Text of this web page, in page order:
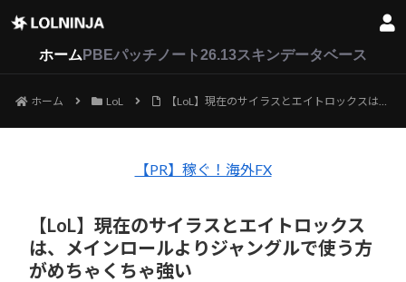
ホーム PBEパッチノート26.13スキンデータベース
ホーム LoL 【LoL】現在のサイラスとエイトロックスは、メインロールよりジャングルで使う方がめちゃくちゃ強い
【PR】稼ぐ！海外FX
【LoL】現在のサイラスとエイトロックス
は、メインロールよりジャングルで使う方
がめちゃくちゃ強い